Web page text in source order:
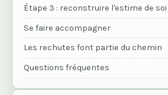
Étape 3 : reconstruire l'estime de soi
Se faire accompagner
Les rechutes font partie du chemin
Questions fréquentes